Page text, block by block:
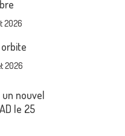
2026
2026
nouvel
le 25